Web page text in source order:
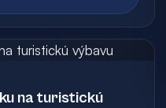
na turistickú